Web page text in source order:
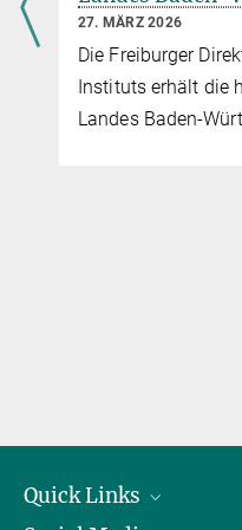
27. MÄRZ 2026
Die Freiburger
Instituts erhält die
Landes Baden-
Quick Links